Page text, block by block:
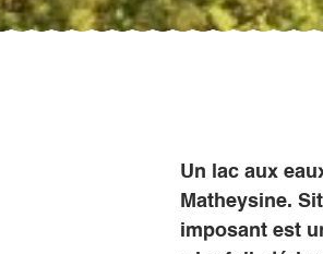
Un lac aux
Matheysine.
imposant est